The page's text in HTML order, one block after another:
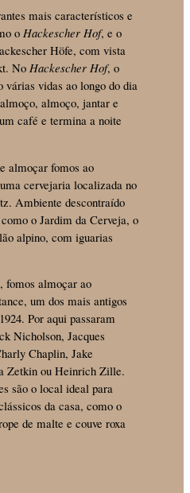
mais característicos e
o Hackescher Hof, e o
Höfe, com vista
No Hackescher Hof, o
vidas ao longo do dia
almoço, jantar e
café e termina a noite
almoçar fomos ao
cervejaria localizada no
Ambiente descontraído
o Jardim da Cerveja, o
alpino, com iguarias
fomos almoçar ao
um dos mais antigos
Por aqui passaram
Nicholson, Jacques
Chaplin, Jake
Zetkin ou Heinrich Zille.
são o local ideal para
da casa, como o
de malte e couve roxa